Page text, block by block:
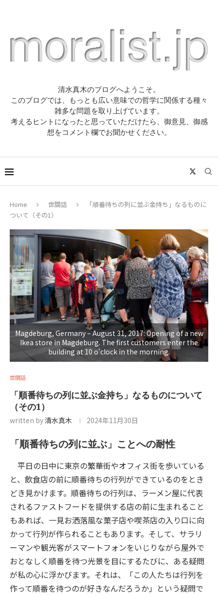
清水真木のブログへようこそ。
このブログでは、もっとも広い意味での哲学に関係する種々
雑多な問題を取り上げています。
考えるヒントになったと思っていただけたら、御意見、御感
想をコメント欄でお聞かせください。
Home 世間話
「順番待ちの列に並ぶ金持ち」なるものに
ついて（その1）
Magdeburg, Germany – August 31, 2017: Opening of a new
Ikea store in Magdeburg. The first customers enter the
building at 10 o'clock in the morning.
世間話
「順番待ちの列に並ぶ金持ち」なるものについて
（その1）
written by清水真木 2024年11月30日
「順番待ちの列に並ぶ」ことへの耐性
平日の日中に東京の繁華街やオフィス街を歩いている
と、飲食店の前に順番待ちの行列ができているのをとき
どき見かけます。順番待ちの行列は、ラーメン屋に代表
されるファストフードを提供する店の前に生まれること
もあれば、一見お洒落風な菓子店や喫茶店の入り口に向
かって行列が作られることもあります。そして、サラリ
ーマンや観光客がスマートフォンをいじりながら屋外で
おとなしく順番を待つ光景を目にするたびに、ある疑問
が私の心に浮かびます。それは、「この人たちは行列を
作って順番を待つのが好きなんだろうか」という疑問で